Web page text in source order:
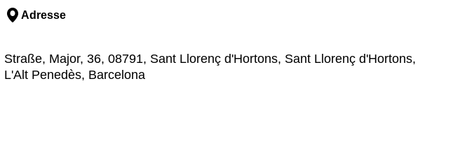
Adresse
Straße, Major, 36, 08791, Sant Llorenç d'Hortons, Sant Llorenç d'Hortons,
L'Alt Penedès, Barcelona